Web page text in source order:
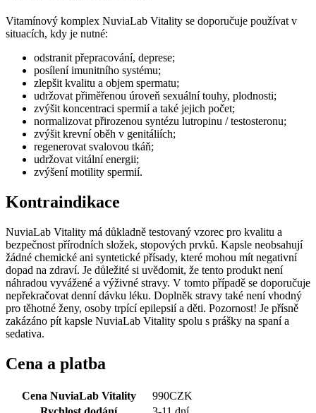
Vitamínový komplex NuviaLab Vitality se doporučuje používat v
situacích, kdy je nutné:
odstranit přepracování, deprese;
posílení imunitního systému;
zlepšit kvalitu a objem spermatu;
udržovat přiměřenou úroveň sexuální touhy, plodnosti;
zvýšit koncentraci spermií a také jejich počet;
normalizovat přirozenou syntézu lutropinu / testosteronu;
zvýšit krevní oběh v genitáliích;
regenerovat svalovou tkáň;
udržovat vitální energii;
zvýšení motility spermií.
Kontraindikace
NuviaLab Vitality má důkladně testovaný vzorec pro kvalitu a
bezpečnost přírodních složek, stopových prvků. Kapsle neobsahují
žádné chemické ani syntetické přísady, které mohou mít negativní
dopad na zdraví. Je důležité si uvědomit, že tento produkt není
náhradou vyvážené a výživné stravy. V tomto případě se doporučuje
nepřekračovat denní dávku léku. Doplněk stravy také není vhodný
pro těhotné ženy, osoby trpící epilepsií a děti. Pozornost! Je přísně
zakázáno pít kapsle NuviaLab Vitality spolu s prášky na spaní a
sedativa.
Cena a platba
Cena NuviaLab Vitality 990CZK